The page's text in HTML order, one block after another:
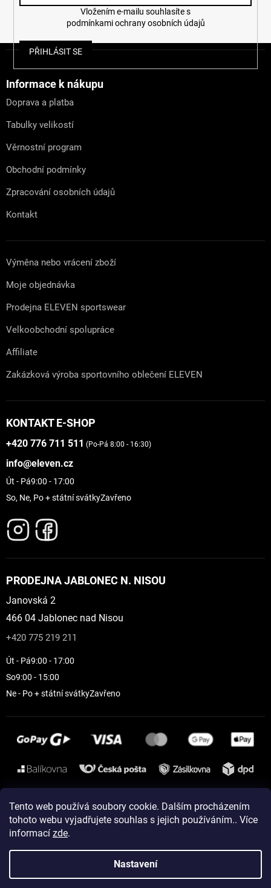
Tento web používá soubory cookie. Dalším procházením
tohoto webu vyjadřujete souhlas s jejich používáním.. Více
informací zde.
Nastavení
podmínkami ochrany osobních údajů
PŘIHLÁSIT SE
Informace k nákupu
Doprava a platba
Tabulky velikostí
Věrnostní program
Obchodní podmínky
Zpracování osobních údajů
Kontakt
Výměna nebo vrácení zboží
Moje objednávka
Prodejna ELEVEN sportswear
Velkoobchodní spolupráce
Affiliate
Zakázková výroba sportovního oblečení ELEVEN
KONTAKT E-SHOP
+420 776 711 511 (Po-Pá 8:00 - 16:30)
info@eleven.cz
Út - Pá9:00 - 17:00
So, Ne, Po + státní svátkyZavřeno
PRODEJNA JABLONEC N. NISOU
Janovská 2
466 04 Jablonec nad Nisou
+420 775 219 211
Út - Pá9:00 - 17:00
So9:00 - 15:00
Ne - Po + státní svátkyZavřeno
Instagram
Vytvořil Shoptet